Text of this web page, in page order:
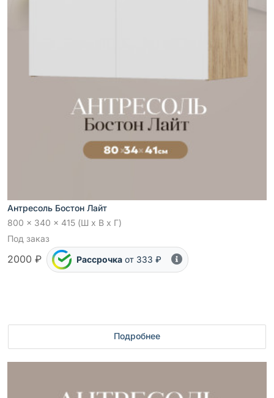
Антресоль Бостон Лайт
800 x 340 x 415 (Ш x В x Г)
Под заказ
2000 ₽ Рассрочка от 333 ₽
Подробнее